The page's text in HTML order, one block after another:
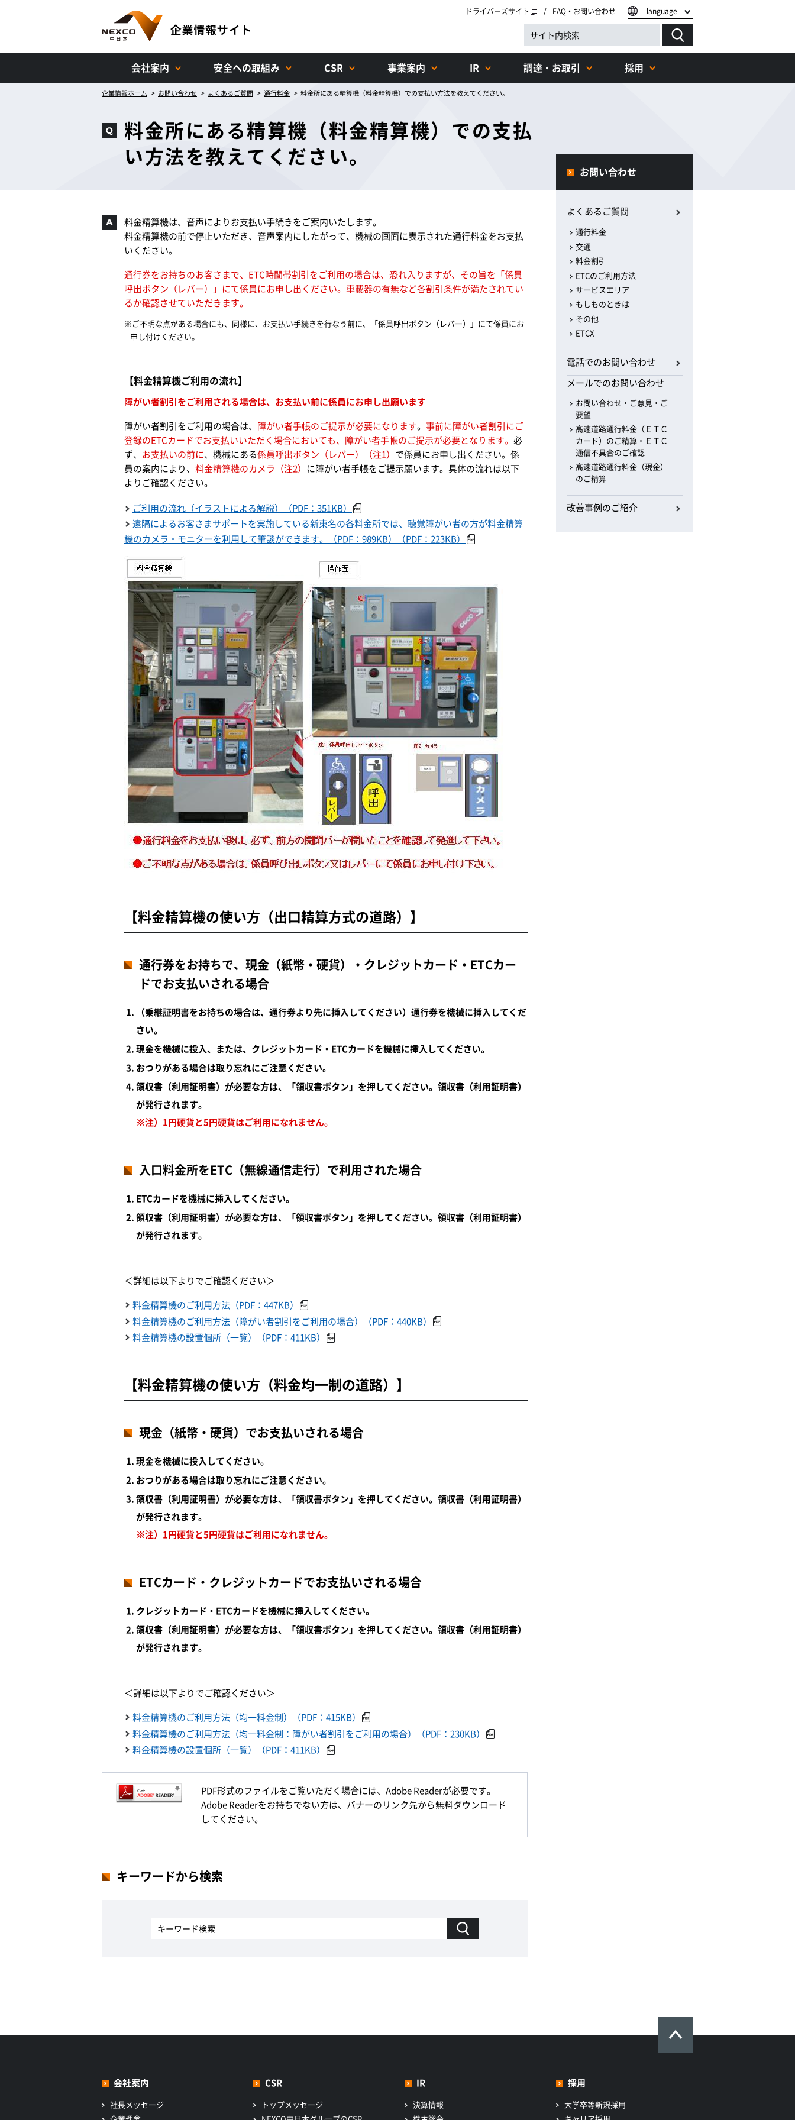
ドライバーズサイト FAQ・お問い合わせ language
会社案内 安全への取組み CSR 事業案内 IR 調達・お取引 採用
企業情報ホーム お問い合わせ よくあるご質問 通行料金 料金所にある精算機（料金精算機）での支払い方法を教えてください。
料金所にある精算機（料金精算機）での支払
い方法を教えてください。
料金精算機は、音声によりお支払い手続きをご案内いたします。
料金精算機の前で停止いただき、音声案内にしたがって、機械の画面に表示された通行料金をお支払
いください。
通行券をお持ちのお客さまで、ETC時間帯割引をご利用の場合は、恐れ入りますが、その旨を「係員
呼出ボタン（レバー）」にて係員にお申し出ください。車載器の有無など各割引条件が満たされてい
るか確認させていただきます。
ご不明な点がある場合にも、同様に、お支払い手続きを行なう前に、「係員呼出ボタン（レバー）」にて係員にお
申し付けください。
【料金精算機ご利用の流れ】
障がい者割引をご利用される場合は、お支払い前に係員にお申し出願います
障がい者割引をご利用の場合は、 障がい者手帳のご提示が必要になります。 事前に障がい者割引にご
登録のETCカードでお支払いいただく場合においても、障がい者手帳のご提示が必要となります。 必
ず、 お支払いの前に、機械にある係員呼出ボタン（レバー）（注1） で係員にお申し出ください。係
員の案内により、 料金精算機のカメラ（注2） に障がい者手帳をご提示願います。具体の流れは以下
よりご確認ください。
ご利用の流れ（イラストによる解説）（PDF：351KB）
遠隔によるお客さまサポートを実施している新東名の各料金所では、聴覚障がい者の方が料金精算
機のカメラ・モニターを利用して筆談ができます。（PDF：989KB）（PDF：223KB）
【料金精算機の使い方（出口精算方式の道路）】
通行券をお持ちで、現金（紙幣・硬貨）・クレジットカード・ETCカー
ドでお支払いされる場合
（乗継証明書をお持ちの場合は、通行券より先に挿入してください）通行券を機械に挿入してくだ
さい。
現金を機械に投入、または、クレジットカード・ETCカードを機械に挿入してください。
おつりがある場合は取り忘れにご注意ください。
領収書（利用証明書）が必要な方は、「領収書ボタン」を押してください。領収書（利用証明書）
が発行されます。
※注）1円硬貨と5円硬貨はご利用になれません。
入口料金所をETC（無線通信走行）で利用された場合
ETCカードを機械に挿入してください。
領収書（利用証明書）が必要な方は、「領収書ボタン」を押してください。領収書（利用証明書）
が発行されます。
＜詳細は以下よりでご確認ください＞
料金精算機のご利用方法（PDF：447KB）
料金精算機のご利用方法（障がい者割引をご利用の場合）（PDF：440KB）
料金精算機の設置個所（一覧）（PDF：411KB）
【料金精算機の使い方（料金均一制の道路）】
現金（紙幣・硬貨）でお支払いされる場合
現金を機械に投入してください。
おつりがある場合は取り忘れにご注意ください。
領収書（利用証明書）が必要な方は、「領収書ボタン」を押してください。領収書（利用証明書）
が発行されます。
※注）1円硬貨と5円硬貨はご利用になれません。
ETCカード・クレジットカードでお支払いされる場合
クレジットカード・ETCカードを機械に挿入してください。
領収書（利用証明書）が必要な方は、「領収書ボタン」を押してください。領収書（利用証明書）
が発行されます。
＜詳細は以下よりでご確認ください＞
料金精算機のご利用方法（均一料金制）（PDF：415KB）
料金精算機のご利用方法（均一料金制：障がい者割引をご利用の場合）（PDF：230KB）
料金精算機の設置個所（一覧）（PDF：411KB）
PDF形式のファイルをご覧いただく場合には、Adobe Readerが必要です。
Adobe Readerをお持ちでない方は、バナーのリンク先から無料ダウンロード
してください。
キーワードから検索
お問い合わせ
よくあるご質問
通行料金
交通
料金割引
ETCのご利用方法
サービスエリア
もしものときは
その他
ETCX
電話でのお問い合わせ
メールでのお問い合わせ
お問い合わせ・ご意見・ご
要望
高速道路通行料金（ＥＴＣ
カード）のご精算・ＥＴＣ
通信不具合のご確認
高速道路通行料金（現金）
のご精算
改善事例のご紹介
会社案内
社長メッセージ
CSR
トップメッセージ
IR
決算情報
採用
大学卒等新規採用